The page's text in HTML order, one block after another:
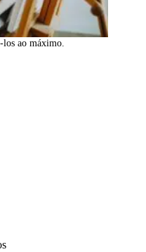
los ao máximo.